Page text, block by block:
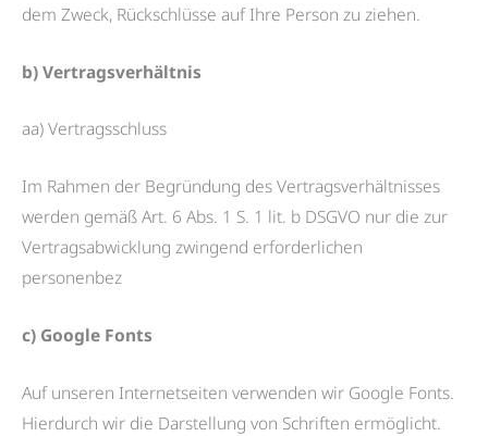
dem Zweck, Rückschlüsse auf Ihre Person zu ziehen.
b) Vertragsverhältnis
aa) Vertragsschluss
Im Rahmen der Begründung des Vertragsverhältnisses
werden gemäß Art. 6 Abs. 1 S. 1 lit. b DSGVO nur die zur
Vertragsabwicklung zwingend erforderlichen
personenbez
c) Google Fonts
Auf unseren Internetseiten verwenden wir Google Fonts.
Hierdurch wir die Darstellung von Schriften ermöglicht.